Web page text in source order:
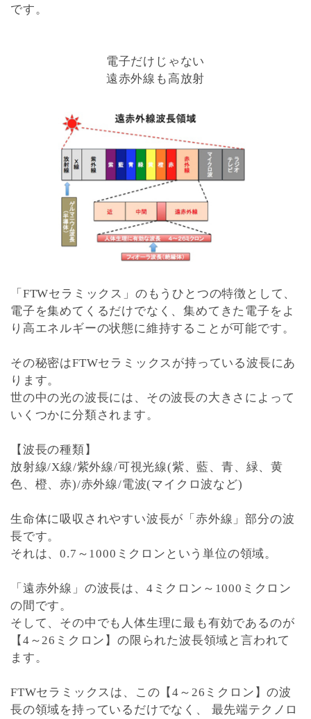
です。
電子だけじゃない
遠赤外線も高放射
「FTWセラミックス」のもうひとつの特徴として、
電子を集めてくるだけでなく、集めてきた電子をよ
り高エネルギーの状態に維持することが可能です。
その秘密はFTWセラミックスが持っている波長にあ
ります。
世の中の光の波長には、その波長の大きさによって
いくつかに分類されます。
【波長の種類】
放射線/X線/紫外線/可視光線(紫、藍、青、緑、黄
色、橙、赤)/赤外線/電波(マイクロ波など)
生命体に吸収されやすい波長が「赤外線」部分の波
長です。
それは、0.7～1000ミクロンという単位の領域。
「遠赤外線」の波長は、4ミクロン～1000ミクロン
の間です。
そして、その中でも 人体生理に最も有効であるのが
【4～26ミクロン】の限られた波長領域と言われて
ます。
FTWセラミックスは、この 【4～26ミクロン】の波
長の領域を持っている だけでなく、 最先端テクノロ